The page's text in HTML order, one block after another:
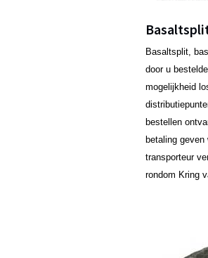
Basaltsplit,
door u
mogelijkheid
bestellen
betaling
transporteur
rondom Kring